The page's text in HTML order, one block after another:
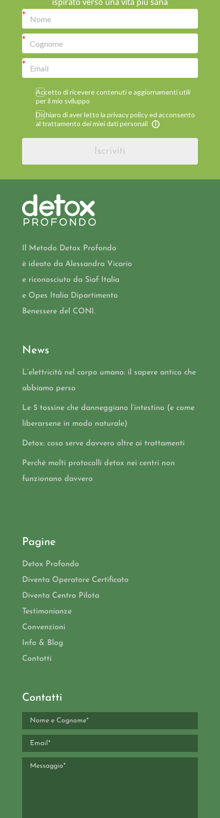
ispirato verso una vita più sana
Accetto di ricevere contenuti e aggiornamenti utili
per il mio sviluppo
Dichiaro di aver letto la privacy policy ed acconsento
al trattamento dei miei dati personali
Iscriviti
Il Metodo Detox Profondo
è ideato da Alessandra Vicario
e riconosciuto da Siaf Italia
e Opes Italia Dipartimento
Benessere del CONI.
News
L’elettricità nel corpo umano: il sapere antico che
abbiamo perso
Le 5 tossine che danneggiano l’intestino (e come
liberarsene in modo naturale)
Detox: cosa serve davvero oltre ai trattamenti
Perché molti protocolli detox nei centri non
funzionano davvero
Pagine
Detox Profondo
Diventa Operatore Certificato
Diventa Centro Pilota
Testimonianze
Convenzioni
Info & Blog
Contatti
Contatti